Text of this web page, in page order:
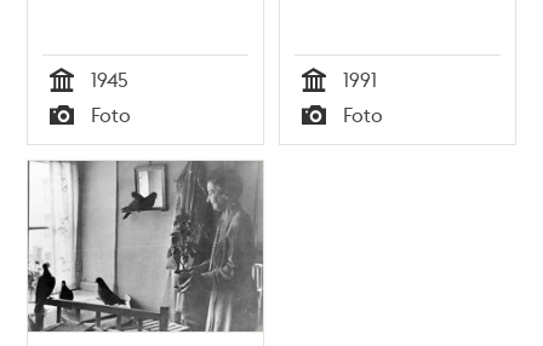
Tid
1945
Typ
Foto Tid
1991
Typ
Foto